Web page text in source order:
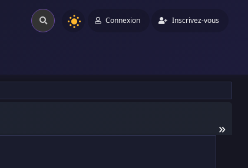
Connexion Inscrivez-vous
»